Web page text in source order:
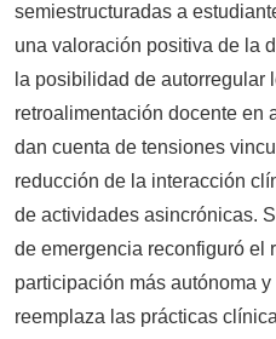
semiestructuradas a
una valoración positiva de la
la posibilidad de autorregular
retroalimentación docente en
dan cuenta de tensiones
reducción de la interacción
de actividades asincrónicas.
de emergencia reconfiguró el
participación más autónoma
reemplaza las prácticas